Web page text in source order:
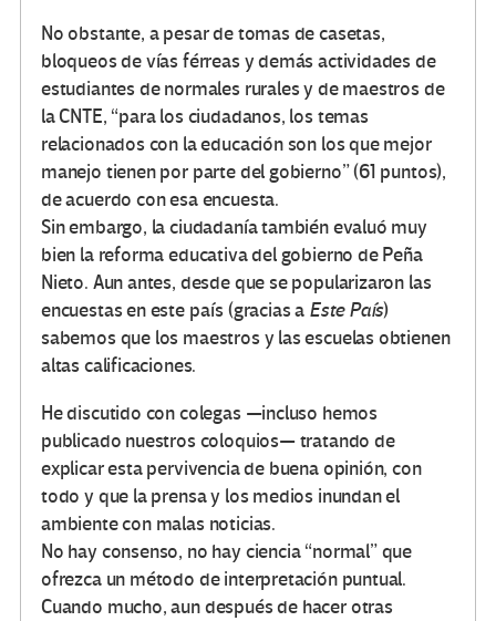
No obstante, a pesar de tomas de casetas,
bloqueos de vías férreas y demás actividades de
estudiantes de normales rurales y de maestros de
la CNTE, “para los ciudadanos, los temas
relacionados con la educación son los que mejor
manejo tienen por parte del gobierno” (61 puntos),
de acuerdo con esa encuesta.
Sin embargo, la ciudadanía también evaluó muy
bien la reforma educativa del gobierno de Peña
Nieto. Aun antes, desde que se popularizaron las
encuestas en este país (gracias a Este País)
sabemos que los maestros y las escuelas obtienen
altas calificaciones.
He discutido con colegas —incluso hemos
publicado nuestros coloquios— tratando de
explicar esta pervivencia de buena opinión, con
todo y que la prensa y los medios inundan el
ambiente con malas noticias.
No hay consenso, no hay ciencia “normal” que
ofrezca un método de interpretación puntual.
Cuando mucho, aun después de hacer otras